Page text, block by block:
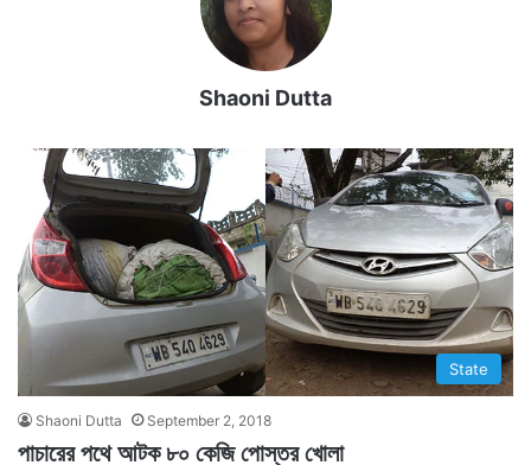
Shaoni Dutta
State
Shaoni Dutta September 2, 2018
পাচারের পথে আটক ৮০ কেজি পোস্তর খোলা